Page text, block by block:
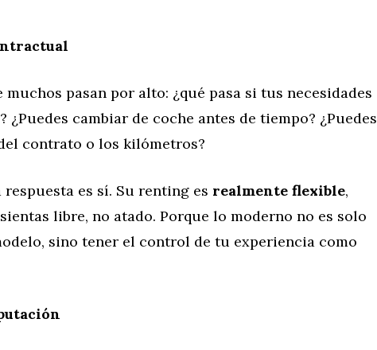
pasan por alto: ¿qué pasa si tus necesidades
¿Puedes cambiar de coche antes de tiempo? ¿Puedes
contrato o los kilómetros?
respuesta es sí. Su renting es realmente flexible,
libre, no atado. Porque lo moderno no es solo
sino tener el control de tu experiencia como